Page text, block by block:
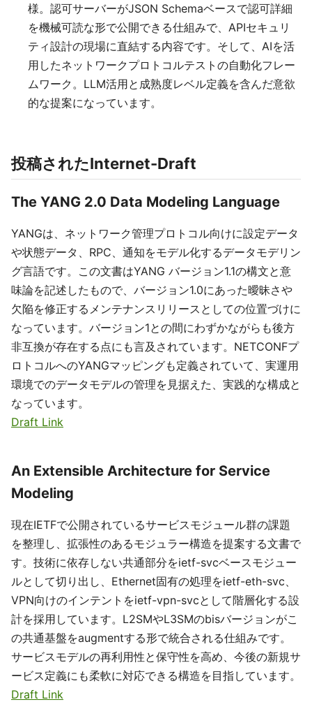
様。認可サーバーがJSON Schemaベースで認可詳細
を機械可読な形で公開できる仕組みで、APIセキュリ
ティ設計の現場に直結する内容です。そして、AIを活
用したネットワークプロトコルテストの自動化フレー
ムワーク。LLM活用と成熟度レベル定義を含んだ意欲
的な提案になっています。
投稿されたInternet-Draft
The YANG 2.0 Data Modeling Language
YANGは、ネットワーク管理プロトコル向けに設定データ
や状態データ、RPC、通知をモデル化するデータモデリン
グ言語です。この文書はYANG バージョン1.1の構文と意
味論を記述したもので、バージョン1.0にあった曖昧さや
欠陥を修正するメンテナンスリリースとしての位置づけに
なっています。バージョン1との間にわずかながらも後方
非互換が存在する点にも言及されています。NETCONFプ
ロトコルへのYANGマッピングも定義されていて、実運用
環境でのデータモデルの管理を見据えた、実践的な構成と
なっています。
Draft Link
An Extensible Architecture for Service
Modeling
現在IETFで公開されているサービスモジュール群の課題
を整理し、拡張性のあるモジュラー構造を提案する文書で
す。技術に依存しない共通部分をietf-svcベースモジュー
ルとして切り出し、Ethernet固有の処理をietf-eth-svc、
VPN向けのインテントをietf-vpn-svcとして階層化する設
計を採用しています。L2SMやL3SMのbisバージョンがこ
の共通基盤をaugmentする形で統合される仕組みです。
サービスモデルの再利用性と保守性を高め、今後の新規サ
ービス定義にも柔軟に対応できる構造を目指しています。
Draft Link